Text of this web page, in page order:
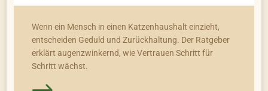
Wenn ein Mensch in einen Katzenhaushalt einzieht,
entscheiden Geduld und Zurückhaltung. Der Ratgeber
erklärt augenzwinkernd, wie Vertrauen Schritt für
Schritt wächst.